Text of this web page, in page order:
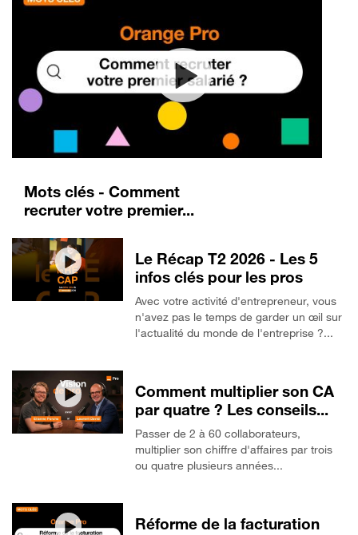
Mots clés - Comment
recruter votre premier...
Le Récap T2 2026 - Les 5
infos clés pour les pros
Avec votre activité d'entrepreneur, vous
n'avez pas le temps de garder un œil sur
l'actualité du monde de l'entreprise ?...
Comment multiplier son CA
par quatre ? Les conseils...
Passer de 2 à 60 collaborateurs,
multiplier son chiffre d'affaires par trois
ou quatre plusieurs années...
Réforme de la facturation